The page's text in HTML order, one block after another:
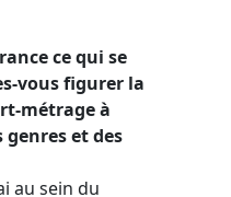
ce qui se
vous figurer la
métrage à
et des
au sein du